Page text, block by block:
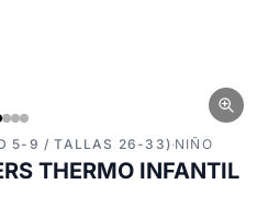
5-9 / TALLAS 26-33)·NIÑO
THERMO INFANTIL